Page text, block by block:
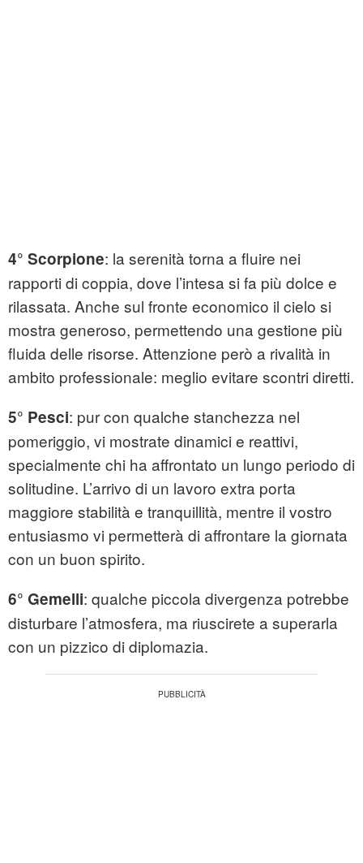
4° Scorpione: la serenità torna a fluire nei
rapporti di coppia, dove l’intesa si fa più dolce e
rilassata. Anche sul fronte economico il cielo si
mostra generoso, permettendo una gestione più
fluida delle risorse. Attenzione però a rivalità in
ambito professionale: meglio evitare scontri diretti.
5° Pesci: pur con qualche stanchezza nel
pomeriggio, vi mostrate dinamici e reattivi,
specialmente chi ha affrontato un lungo periodo di
solitudine. L’arrivo di un lavoro extra porta
maggiore stabilità e tranquillità, mentre il vostro
entusiasmo vi permetterà di affrontare la giornata
con un buon spirito.
6° Gemelli: qualche piccola divergenza potrebbe
disturbare l’atmosfera, ma riuscirete a superarla
con un pizzico di diplomazia.